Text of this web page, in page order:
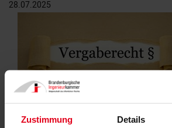
Zustimmung Details
28.07.2025